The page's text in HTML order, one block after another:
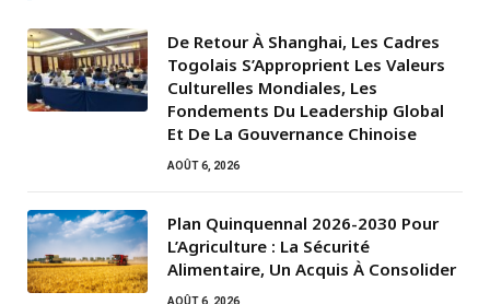
De Retour À Shanghai, Les Cadres
Togolais S’Approprient Les Valeurs
Culturelles Mondiales, Les
Fondements Du Leadership Global
Et De La Gouvernance Chinoise
AOÛT 6, 2026
Plan Quinquennal 2026-2030 Pour
L’Agriculture : La Sécurité
Alimentaire, Un Acquis À Consolider
AOÛT 6, 2026